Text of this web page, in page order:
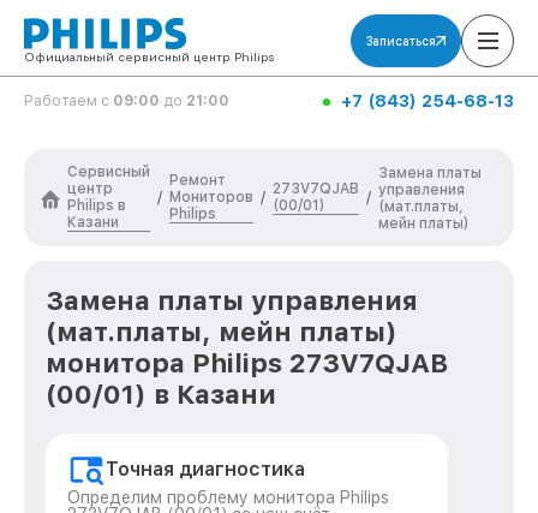
Официальный сервисный центр Philips
Записаться
Работаем с 09:00 до 21:00 +7 (843) 254-68-13
Сервисный
центр
Philips в
Казани
/
Ремонт
Мониторов
Philips
/
273V7QJAB
(00/01)
/
Замена платы
управления
(мат.платы,
мейн платы)
Замена платы управления
(мат.платы, мейн платы)
монитора Philips 273V7QJAB
(00/01) в Казани
Точная диагностика
Определим проблему монитора Philips